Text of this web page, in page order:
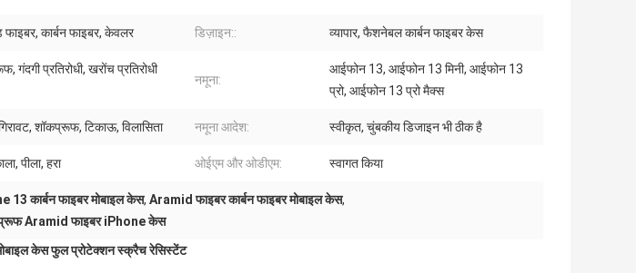
फाइबर, कार्बन फाइबर, केवलर डिज़ाइन:: व्यापार, फैशनेबल कार्बन फाइबर केस
गंदगी प्रतिरोधी, खरोंच प्रतिरोधी
नमूना:
आईफोन 13, आईफोन 13 मिनी, आईफोन 13
प्रो, आईफोन 13 प्रो मैक्स
गिरावट, शॉकप्रूफ, टिकाऊ, विलासिता नमूना आदेश: स्वीकृत, चुंबकीय डिजाइन भी ठीक है
पीला, हरा ओईएम और ओडीएम: स्वागत किया
13 कार्बन फाइबर मोबाइल केस, Aramid फाइबर कार्बन फाइबर मोबाइल केस,
Aramid फाइबर iPhone केस
केस फुल प्रोटेक्शन स्क्रैच रेसिस्टेंट